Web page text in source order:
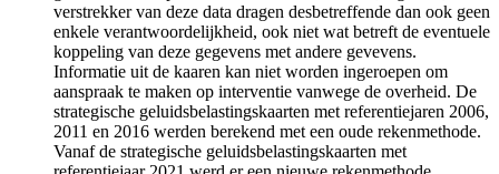
verstrekker van deze data dragen desbetreffende dan ook geen
enkele verantwoordelijkheid, ook niet wat betreft de eventuele
koppeling van deze gegevens met andere gevevens.
Informatie uit de kaaren kan niet worden ingeroepen om
aanspraak te maken op interventie vanwege de overheid. De
strategische geluidsbelastingskaarten met referentiejaren 2006,
2011 en 2016 werden berekend met een oude rekenmethode.
Vanaf de strategische geluidsbelastingskaarten met